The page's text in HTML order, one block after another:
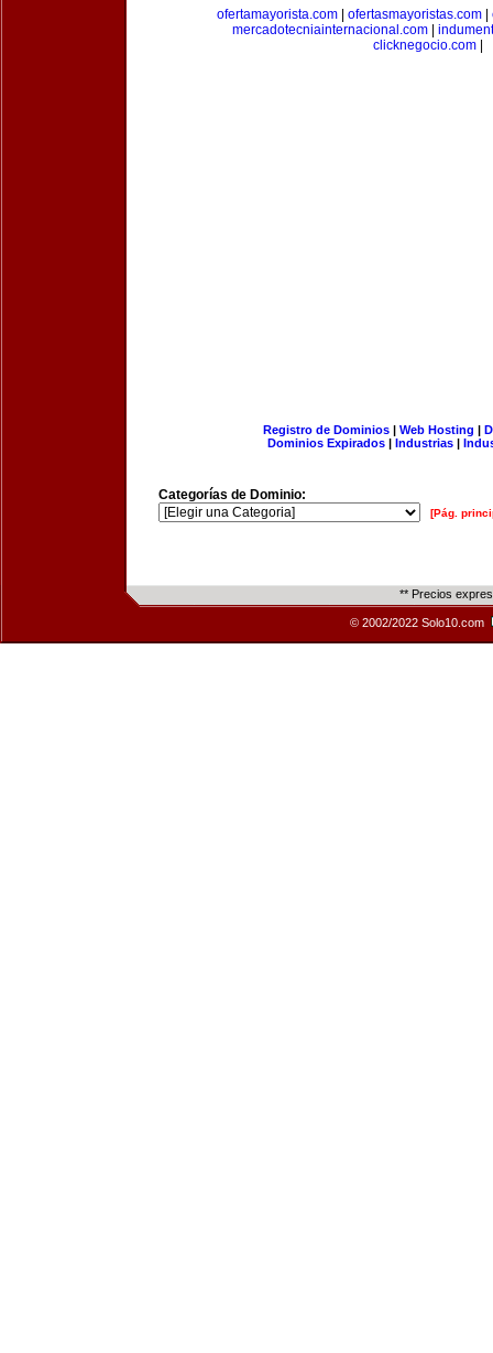
ofertamayorista.com
ofertasmayoristas.com
mercadotecniainternacional.com
clicknegocio.com
Registro de Dominios| Web Hosting |
Dominios Expirados | Industrias |
Categorías de Dominio:
[Pág.
** Precios
© 2002/2022 Solo10.com